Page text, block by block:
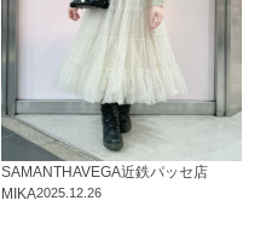
2025.12.26
SAMANTHAVEGA近鉄パッセ店
MIKA